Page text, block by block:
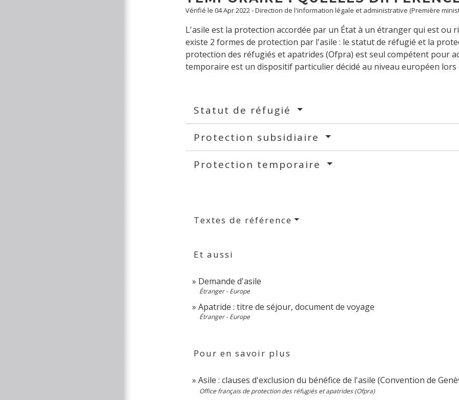
Vérifié le 04 Apr 2022 - Direction de l'information légale et administrative (Première
L'asile est la protection accordée par un État à un étranger qui est ou
existe 2 formes de protection par l'asile : le statut de réfugié et la
protection des réfugiés et apatrides (Ofpra) est seul compétent pour
temporaire est un dispositif particulier décidé au niveau européen lors
Statut de réfugié
Protection subsidiaire
Protection temporaire
Textes de référence
Et aussi
Demande d'asile
Étranger - Europe
Apatride : titre de séjour, document de voyage
Étranger - Europe
Pour en savoir plus
Asile : clauses d'exclusion du bénéfice de l'asile (Convention de
Office français de protection des réfugiés et apatrides (Ofpra)